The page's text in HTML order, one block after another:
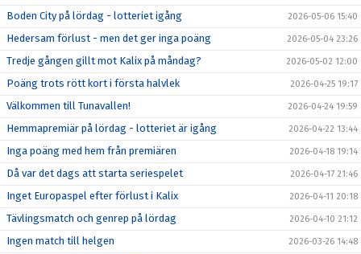
Boden City på lördag - lotteriet igång 2026-05-06 15:40
Hedersam förlust - men det ger inga poäng 2026-05-04 23:26
Tredje gången gillt mot Kalix på måndag? 2026-05-02 12:00
Poäng trots rött kort i första halvlek 2026-04-25 19:17
Välkommen till Tunavallen! 2026-04-24 19:59
Hemmapremiär på lördag - lotteriet är igång 2026-04-22 13:44
Inga poäng med hem från premiären 2026-04-18 19:14
Då var det dags att starta seriespelet 2026-04-17 21:46
Inget Europaspel efter förlust i Kalix 2026-04-11 20:18
Tävlingsmatch och genrep på lördag 2026-04-10 21:12
Ingen match till helgen 2026-03-26 14:48